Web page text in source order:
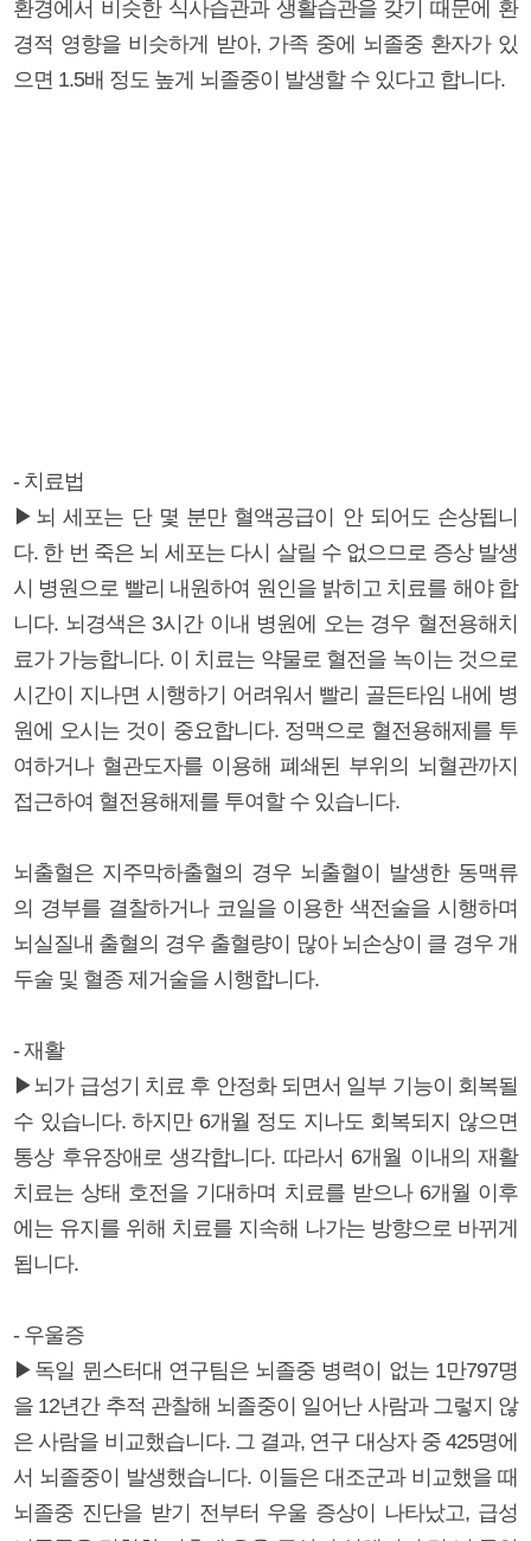
환경에서 비슷한 식사습관과 생활습관을 갖기 때문에 환
경적 영향을 비슷하게 받아, 가족 중에 뇌졸중 환자가 있
으면 1.5배 정도 높게 뇌졸중이 발생할 수 있다고 합니다.
- 치료법
▶뇌 세포는 단 몇 분만 혈액공급이 안 되어도 손상됩니
다. 한 번 죽은 뇌 세포는 다시 살릴 수 없으므로 증상 발생
시 병원으로 빨리 내원하여 원인을 밝히고 치료를 해야 합
니다. 뇌경색은 3시간 이내 병원에 오는 경우 혈전용해치
료가 가능합니다. 이 치료는 약물로 혈전을 녹이는 것으로
시간이 지나면 시행하기 어려워서 빨리 골든타임 내에 병
원에 오시는 것이 중요합니다. 정맥으로 혈전용해제를 투
여하거나 혈관도자를 이용해 폐쇄된 부위의 뇌혈관까지
접근하여 혈전용해제를 투여할 수 있습니다.
뇌출혈은 지주막하출혈의 경우 뇌출혈이 발생한 동맥류
의 경부를 결찰하거나 코일을 이용한 색전술을 시행하며
뇌실질내 출혈의 경우 출혈량이 많아 뇌손상이 클 경우 개
두술 및 혈종 제거술을 시행합니다.
- 재활
▶뇌가 급성기 치료 후 안정화 되면서 일부 기능이 회복될
수 있습니다. 하지만 6개월 정도 지나도 회복되지 않으면
통상 후유장애로 생각합니다. 따라서 6개월 이내의 재활
치료는 상태 호전을 기대하며 치료를 받으나 6개월 이후
에는 유지를 위해 치료를 지속해 나가는 방향으로 바뀌게
됩니다.
- 우울증
▶독일 뮌스터대 연구팀은 뇌졸중 병력이 없는 1만797명
을 12년간 추적 관찰해 뇌졸중이 일어난 사람과 그렇지 않
은 사람을 비교했습니다. 그 결과, 연구 대상자 중 425명에
서 뇌졸중이 발생했습니다. 이들은 대조군과 비교했을 때
뇌졸중 진단을 받기 전부터 우울 증상이 나타났고, 급성